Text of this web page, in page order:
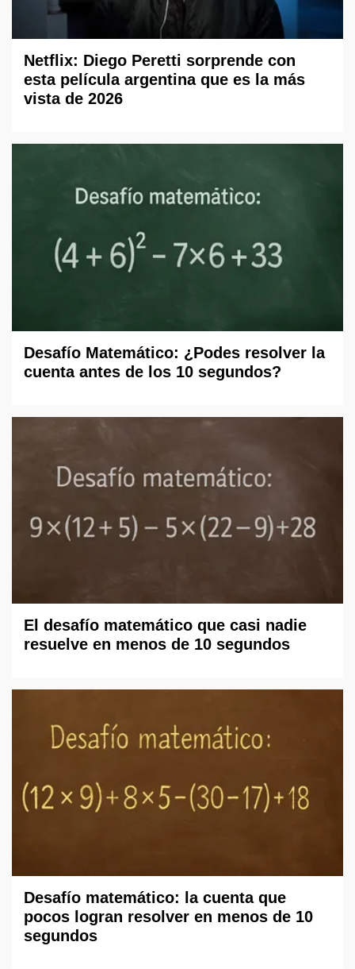
Netflix: Diego Peretti sorprende con
esta película argentina que es la más
vista de 2026
Desafío Matemático: ¿Podes resolver la
cuenta antes de los 10 segundos?
El desafío matemático que casi nadie
resuelve en menos de 10 segundos
Desafío matemático: la cuenta que
pocos logran resolver en menos de 10
segundos